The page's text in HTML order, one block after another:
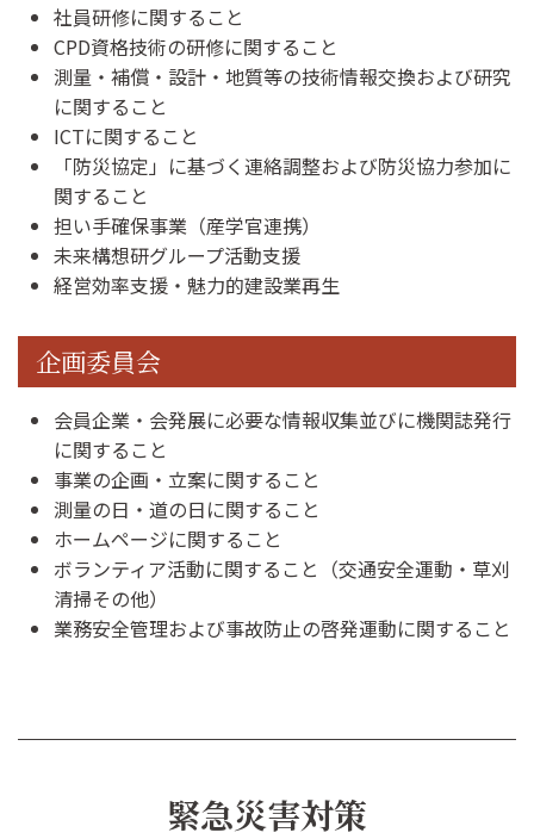
社員研修に関すること
CPD資格技術の研修に関すること
測量・補償・設計・地質等の技術情報交換および研究
に関すること
ICTに関すること
「防災協定」に基づく連絡調整および防災協力参加に
関すること
担い手確保事業（産学官連携）
未来構想研グループ活動支援
経営効率支援・魅力的建設業再生
企画委員会
会員企業・会発展に必要な情報収集並びに機関誌発行
に関すること
事業の企画・立案に関すること
測量の日・道の日に関すること
ホームページに関すること
ボランティア活動に関すること（交通安全運動・草刈
清掃その他）
業務安全管理および事故防止の啓発運動に関すること
緊急災害対策